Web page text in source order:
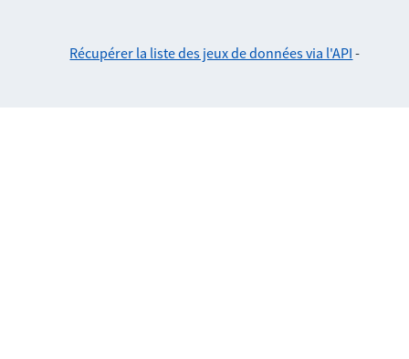
Récupérer la liste des jeux de données via l'API -